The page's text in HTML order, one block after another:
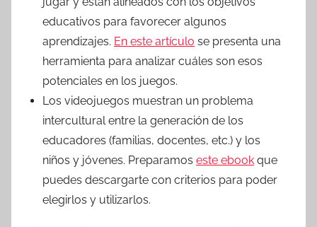
educativos para favorecer algunos
aprendizajes. En este artículo se presenta una
herramienta para analizar cuáles son esos
potenciales en los juegos.
Los videojuegos muestran un problema
intercultural entre la generación de los
educadores (familias, docentes, etc.) y los
niños y jóvenes. Preparamos este ebook que
puedes descargarte con criterios para poder
elegirlos y utilizarlos.